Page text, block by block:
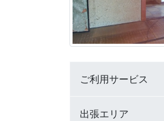
ご利用サービス
出張エリア